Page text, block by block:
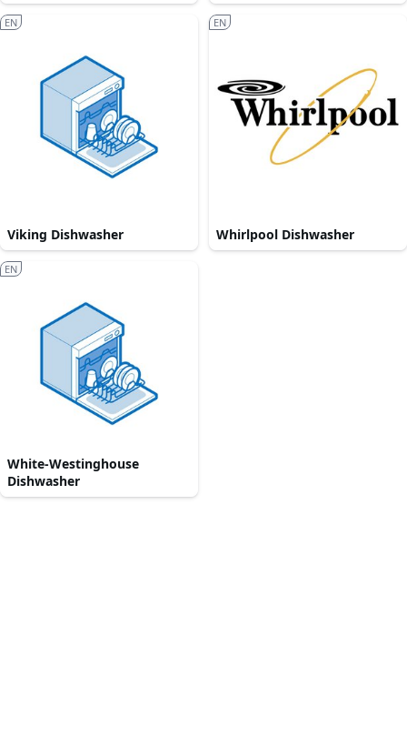
Viking Dishwasher
EN
Whirlpool Dishwasher
EN
White-Westinghouse
Dishwasher
EN